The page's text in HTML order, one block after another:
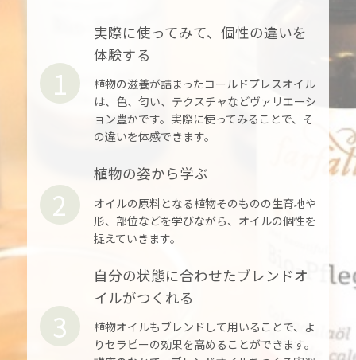
実際に使ってみて、個性の違いを
体験する
植物の滋養が詰まったコールドプレスオイル
は、色、匂い、テクスチャなどヴァリエーシ
ョン豊かです。実際に使ってみることで、そ
の違いを体感できます。
1
植物の姿から学ぶ
オイルの原料となる植物そのものの生育地や
形、部位などを学びながら、オイルの個性を
捉えていきます。
2
自分の状態に合わせたブレンドオ
イルがつくれる
植物オイルもブレンドして用いることで、よ
りセラピーの効果を高めることができます。
3